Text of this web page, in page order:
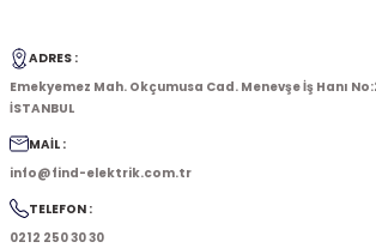
ADRES :
Emekyemez Mah. Okçumusa Cad. Menevşe İş Hanı
İSTANBUL
MAİL :
info@find-elektrik.com.tr
TELEFON :
0212 250 30 30